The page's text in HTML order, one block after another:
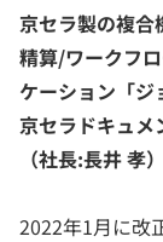
京セラ製の複
精算/ワークフ
ケーション「
京セラドキュ
（社長:長井 孝
2022年1月に改